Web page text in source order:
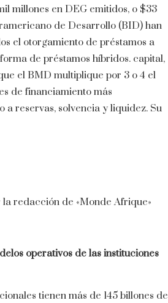
millones en DEG emitidos, o $33
de Desarrollo (BID) han
el otorgamiento de préstamos a
de préstamos híbridos. capital,
el BMD multiplique por 3 o 4 el
de financiamiento más
reservas, solvencia y liquidez. Su
redacción de «Monde Afrique»
operativos de las instituciones
tienen más de 145 billones de